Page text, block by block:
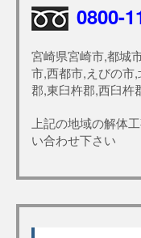
0800-
宮崎県宮崎市,都城
市,西都市,えびの市
郡,東臼杵郡,西臼杵
上記の地域の解体
い合わせ下さい